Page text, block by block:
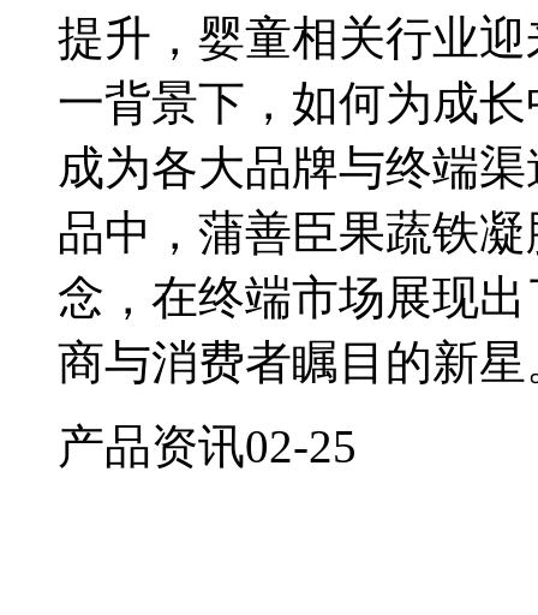
提升，婴童相关行业
一背景下，如何为成
成为各大品牌与终端
品中，蒲善臣果蔬铁
念，在终端市场展现
商与消费者瞩目的新星
产品资讯02-25